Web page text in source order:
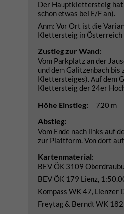
Der Hauptklettersteig hat
schon etwas bei E/F an).
Anm: Vor Ort ist die
Klettersteig in Österreich
Zustieg zur Wand:
Vom Parkplatz an der
und dem Galitzenbach
Klettersteiges). Auf dem
Klettersteig der 24er
Höhe Einstieg: 720 m
Abstieg:
Vom Ende nach links auf
zur Plattform. Von dort
Kartenmaterial:
BEV ÖK 3109
BEV ÖK 179 Lienz,
Kompass WK 47, Lienzer
Freytag & Berndt WK